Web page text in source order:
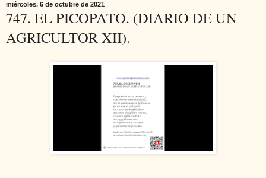
miércoles, 6 de octubre de 2021
747. EL PICOPATO. (DIARIO DE UN
AGRICULTOR XII).